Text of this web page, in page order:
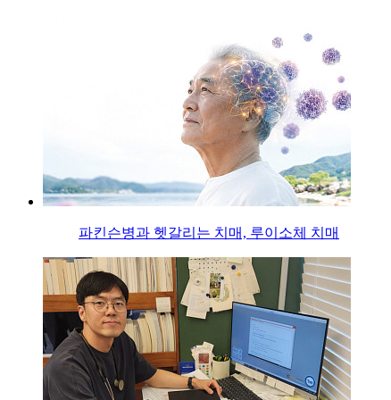
파킨슨병과 헷갈리는 치매, 루이소체 치매